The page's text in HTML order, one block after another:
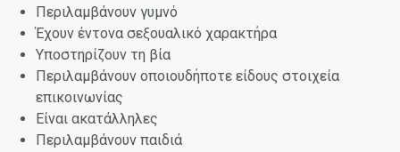
Περιλαμβάνουν γυμνό
Έχουν έντονα σεξουαλικό χαρακτήρα
Υποστηρίζουν τη βία
Περιλαμβάνουν οποιουδήποτε είδους στοιχεία
επικοινωνίας
Είναι ακατάλληλες
Περιλαμβάνουν παιδιά